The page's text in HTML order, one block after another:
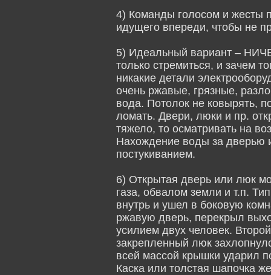
4) Команды голосом и жесты
идущего впереди, чтобы не
5) Идеальный вариант –
только стремиться, и зачем
никакие детали
очень ржавые, грязные,
вода. Потолок не ковырять,
ломать. Двери, люки и пр.
тяжело, то осматривать на
Нахождение воды за дверью
постукиванием.
6) Открытая дверь или люк
газа, обвалом земли и т.п.
внутрь и ушел в боковую
ржавую дверь, перекрыл
усилием двух человек.
закрепленный люк
всей массой крышки ударил
Каска или толстая шапочка